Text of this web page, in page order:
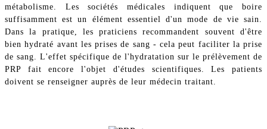
métabolisme. Les sociétés médicales indiquent que boire
suffisamment est un élément essentiel d'un mode de vie sain.
Dans la pratique, les praticiens recommandent souvent d'être
bien hydraté avant les prises de sang - cela peut faciliter la prise
de sang. L'effet spécifique de l'hydratation sur le prélèvement de
PRP fait encore l'objet d'études scientifiques. Les patients
doivent se renseigner auprès de leur médecin traitant.